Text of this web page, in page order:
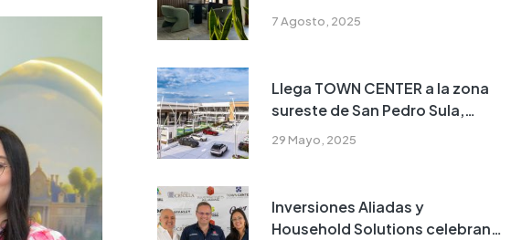
7 Agosto, 2025
Urbanworks
29 Mayo, 2025
Llega TOWN CENTER a la zona
sureste de San Pedro Sula,
Honduras
Inversiones Aliadas y
Household Solutions celebran